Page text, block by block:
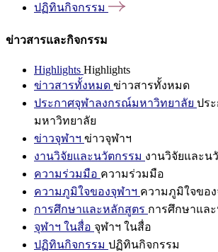
ปฏิทินกิจกรรม
ข่าวสารและกิจกรรม
Highlights Highlights
ข่าวสารทั้งหมด ข่าวสารทั้งหมด
ประกาศจุฬาลงกรณ์มหาวิทยาลัย ปร
มหาวิทยาลัย
ข่าวจุฬาฯ ข่าวจุฬาฯ
งานวิจัยและนวัตกรรม งานวิจัยและน
ความร่วมมือ ความร่วมมือ
ความภูมิใจของจุฬาฯ ความภูมิใจของ
การศึกษาและหลักสูตร การศึกษาแล
จุฬาฯ ในสื่อ จุฬาฯ ในสื่อ
ปฏิทินกิจกรรม ปฏิทินกิจกรรม